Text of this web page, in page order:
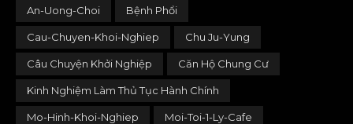
An-Uong-Choi Bệnh Phổi
Cau-Chuyen-Khoi-Nghiep Chu Ju-Yung
Câu Chuyện Khởi Nghiệp Căn Hộ Chung Cư
Kinh Nghiệm Làm Thủ Tục Hành Chính
Mo-Hinh-Khoi-Nghiep Moi-Toi-1-Ly-Cafe